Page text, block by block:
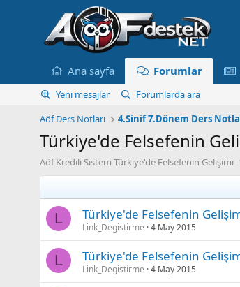
Ana sayfa Forumlar
Yeni mesajlar
Forumlarda ara
Aöf Ders Notları
4.Sinif 7.Dönem Ders
Türkiye'de Felsefenin
Aöf Kredili Sistem Türkiye'de Felsefenin Gelişimi
L Türkiye'de Felsefenin
Link_Degistirme 4 May 2015
L Türkiye'de Felsefenin
Link_Degistirme 4 May 2015